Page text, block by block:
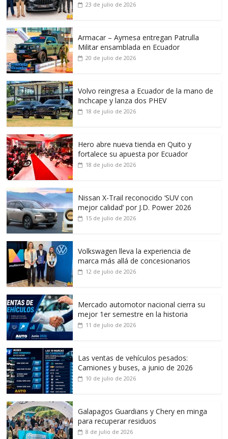
23 de julio de 2026
Armacar – Aymesa entregan Patrulla
Militar ensamblada en Ecuador
20 de julio de 2026
Volvo reingresa a Ecuador de la mano de
Inchcape y lanza dos PHEV
18 de julio de 2026
Hero abre nueva tienda en Quito y
fortalece su apuesta por Ecuador
18 de julio de 2026
Nissan X-Trail reconocido ‘SUV con
mejor calidad’ por J.D. Power 2026
15 de julio de 2026
Volkswagen lleva la experiencia de
marca más allá de concesionarios
12 de julio de 2026
Mercado automotor nacional cierra su
mejor 1er semestre en la historia
11 de julio de 2026
Las ventas de vehículos pesados:
Camiones y buses, a junio de 2026
10 de julio de 2026
Galapagos Guardians y Chery en minga
para recuperar residuos
8 de julio de 2026